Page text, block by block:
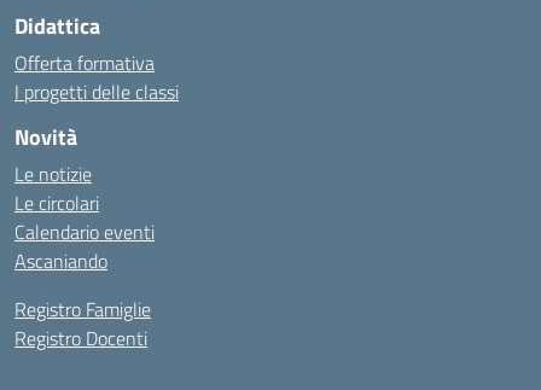
Didattica
Offerta formativa
I progetti delle classi
Novità
Le notizie
Le circolari
Calendario eventi
Ascaniando
Registro Famiglie
Registro Docenti